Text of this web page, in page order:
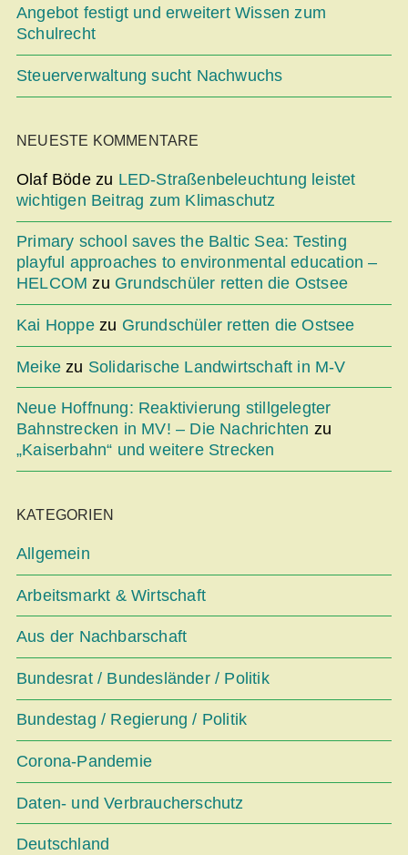
Angebot festigt und erweitert Wissen zum
Schulrecht
Steuerverwaltung sucht Nachwuchs
NEUESTE KOMMENTARE
Olaf Bödezu LED-Straßenbeleuchtung leistet
wichtigen Beitrag zum Klimaschutz
Primary school saves the Baltic Sea: Testing
playful approaches to environmental education –
HELCOM zu Grundschüler retten die Ostsee
Kai Hoppezu Grundschüler retten die Ostsee
Meike zu Solidarische Landwirtschaft in M-V
Neue Hoffnung: Reaktivierung stillgelegter
Bahnstrecken in MV! – Die Nachrichten zu
„Kaiserbahn“ und weitere Strecken
KATEGORIEN
Allgemein
Arbeitsmarkt & Wirtschaft
Aus der Nachbarschaft
Bundesrat / Bundesländer / Politik
Bundestag / Regierung / Politik
Corona-Pandemie
Daten- und Verbraucherschutz
Deutschland